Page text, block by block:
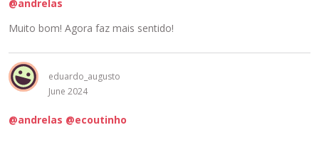
l
@andrelas
Muito bom! Agora faz mais sentido!
eduardo_augusto
June 2024
@andrelas @ecoutinho